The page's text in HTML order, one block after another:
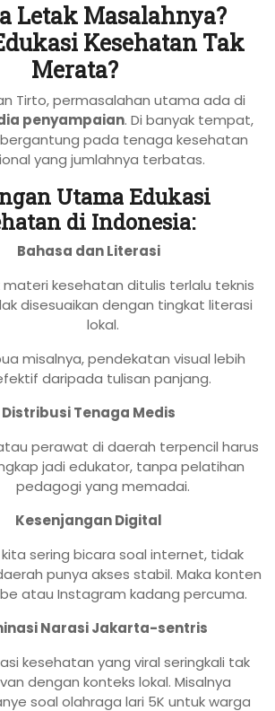
Letak Masalahnya?
Kesehatan Tak
Merata?
Tirto, permasalahan utama ada di
penyampaian. Di banyak tempat,
pada tenaga kesehatan
yang jumlahnya terbatas.
Utama Edukasi
di Indonesia:
Bahasa dan Literasi
materi kesehatan ditulis terlalu teknis
disesuaikan dengan tingkat literasi
lokal.
misalnya, pendekatan visual lebih
daripada tulisan panjang.
Distribusi Tenaga Medis
perawat di daerah terpencil harus
jadi edukator, tanpa pelatihan
pedagogi yang memadai.
Kesenjangan Digital
kita sering bicara soal internet, tidak
punya akses stabil. Maka konten
atau Instagram kadang percuma.
Narasi Jakarta-sentris
kesehatan yang viral seringkali tak
dengan konteks lokal. Misalnya
soal olahraga lari 5K untuk warga